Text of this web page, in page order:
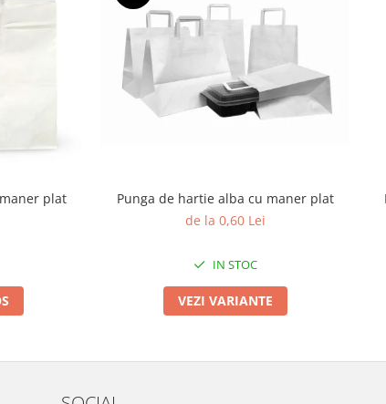
plat
Punga de hartie alba cu maner plat
de la 0,60 Lei
IN STOC
VEZI VARIANTE